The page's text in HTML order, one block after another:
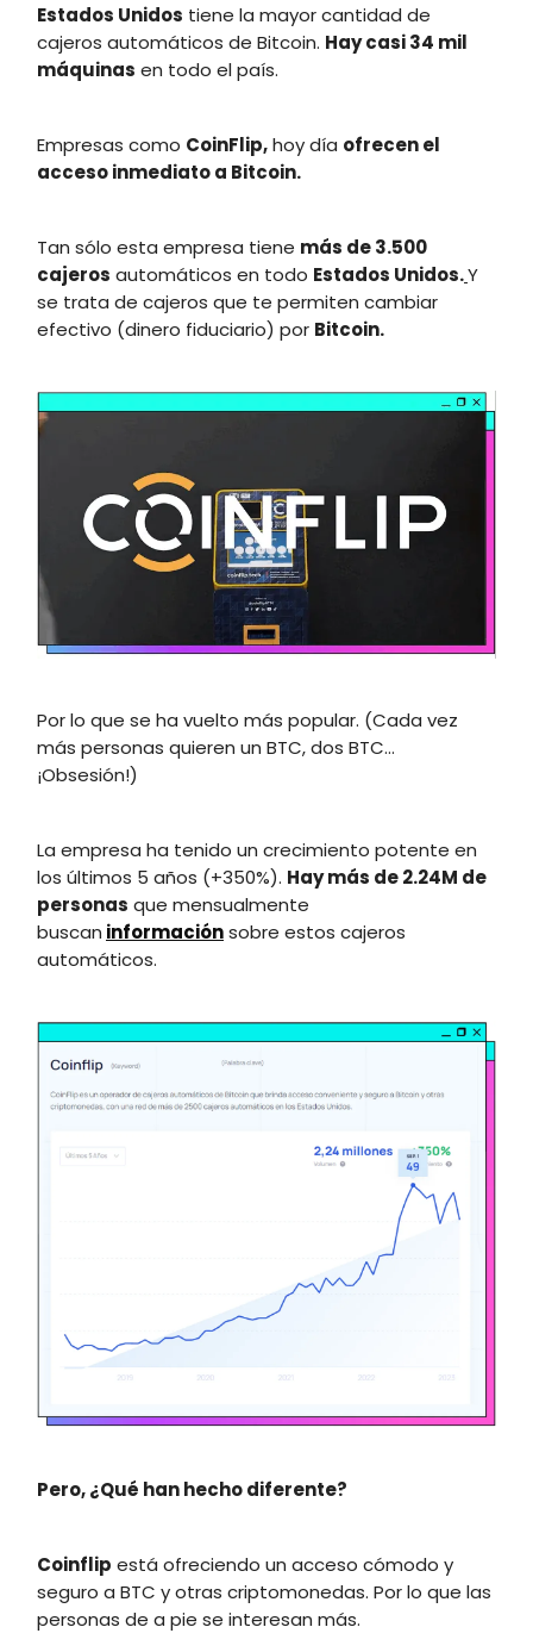
Estados Unidos tiene la mayor cantidad de
cajeros automáticos de Bitcoin. Hay casi 34 mil
máquinas en todo el país.
Empresas como CoinFlip,hoy día ofrecen el
acceso inmediato a Bitcoin.
Tan sólo esta empresa tiene más de 3.500
cajeros automáticos en todo Estados Unidos.Y
se trata de cajeros que te permiten cambiar
efectivo (dinero fiduciario) por Bitcoin.
Por lo que se ha vuelto más popular. (Cada vez
más personas quieren un BTC, dos BTC...
¡Obsesión!)
La empresa ha tenido un crecimiento potente en
los últimos 5 años (+350%). Hay más de 2.24M de
personas que mensualmente
buscan informaciónsobre estos cajeros
automáticos.
Pero, ¿Qué han hecho diferente?
Coinflip está ofreciendo un acceso cómodo y
seguro a BTC y otras criptomonedas. Por lo que las
personas de a pie se interesan más.